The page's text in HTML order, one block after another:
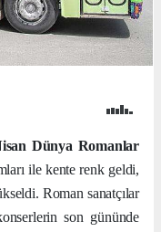
Dünya Romanlar
ile kente renk geldi,
Roman sanatçılar
son gününde